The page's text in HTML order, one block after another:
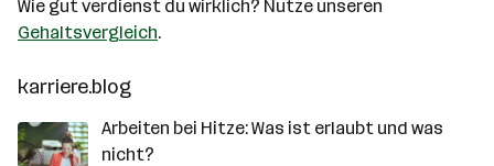
Wie gut verdienst du wirklich? Nutze unseren
Gehaltsvergleich.
karriere.blog
Arbeiten bei Hitze: Was ist erlaubt und was
nicht?